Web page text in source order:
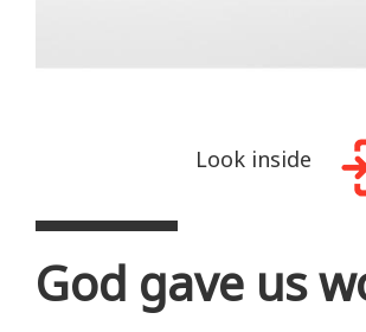
Look inside
God gave us